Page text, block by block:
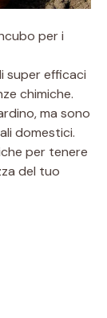
per i
super efficaci
chimiche.
ma sono
domestici.
per tenere
del tuo